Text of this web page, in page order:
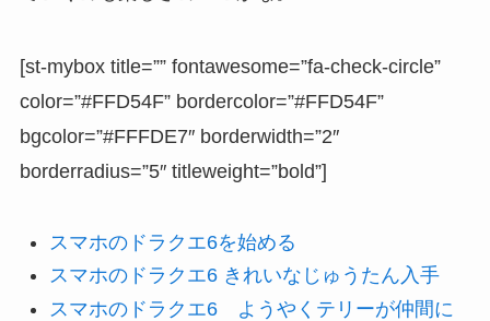
[st-mybox title=”” fontawesome=”fa-check-circle”
color=”#FFD54F” bordercolor=”#FFD54F”
bgcolor=”#FFFDE7″ borderwidth=”2″
borderradius=”5″ titleweight=”bold”]
スマホのドラクエ6を始める
スマホのドラクエ6 きれいなじゅうたん入手
スマホのドラクエ6 ようやくテリーが仲間に